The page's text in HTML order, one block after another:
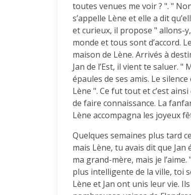
toutes venues me voir ? ". "
s’appelle Lène et elle a dit
et curieux, il propose " allons-
monde et tous sont d’accord.
maison de Lène. Arrivés à
Jan de l’Est, il vient te saluer.
épaules de ses amis. Le
Lène ". Ce fut tout et c’est
de faire connaissance. La
Lène accompagna les joyeux
Quelques semaines plus tard
mais Lène, tu avais dit que
ma grand-mère, mais je
plus intelligente de la ville, toi
Lène et Jan ont unis leur vie.